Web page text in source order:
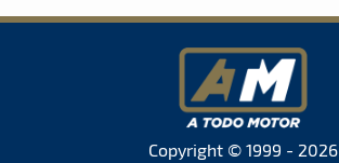
Copyright © 1999 - 2026